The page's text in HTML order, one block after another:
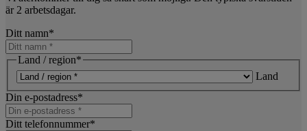
är 2 arbetsdagar.
Ditt namn*
Land / region*
Land
Din e-postadress*
Ditt telefonnummer*